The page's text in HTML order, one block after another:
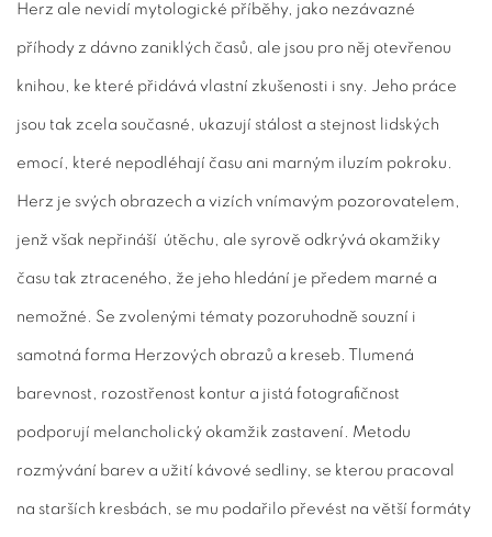
Herz ale nevidí mytologické příběhy, jako nezávazné
příhody z dávno zaniklých časů, ale jsou pro něj otevřenou
knihou, ke které přidává vlastní zkušenosti i sny. Jeho práce
jsou tak zcela současné, ukazují stálost a stejnost lidských
emocí, které nepodléhají času ani marným iluzím pokroku.
Herz je svých obrazech a vizích vnímavým pozorovatelem,
jenž však nepřináší útěchu, ale syrově odkrývá okamžiky
času tak ztraceného, že jeho hledání je předem marné a
nemožné. Se zvolenými tématy pozoruhodně souzní i
samotná forma Herzových obrazů a kreseb. Tlumená
barevnost, rozostřenost kontur a jistá fotografičnost
podporují melancholický okamžik zastavení. Metodu
rozmývání barev a užití kávové sedliny, se kterou pracoval
na starších kresbách, se mu podařilo převést na větší formáty